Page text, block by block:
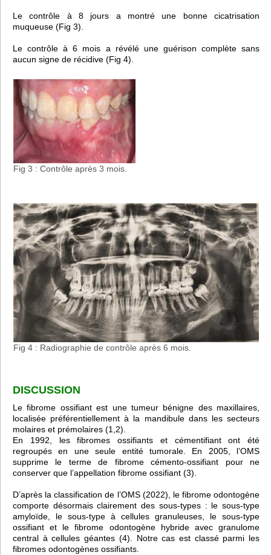
Le contrôle à 8 jours a montré une bonne cicatrisation
muqueuse (Fig 3).
Le contrôle à 6 mois a révélé une guérison complète sans
aucun signe de récidive (Fig 4).
Fig 3 : Contrôle après 3 mois.
Fig 4 : Radiographie de contrôle après 6 mois.
DISCUSSION
Le fibrome ossifiant est une tumeur bénigne des maxillaires,
localisée préférentiellement à la mandibule dans les secteurs
molaires et prémolaires (1,2).
En 1992, les fibromes ossifiants et cémentifiant ont été
regroupés en une seule entité tumorale. En 2005, l’OMS
supprime le terme de fibrome cémento-ossifiant pour ne
conserver que l’appellation fibrome ossifiant (3).
D’après la classification de l’OMS (2022), le fibrome odontogène
comporte désormais clairement des sous-types : le sous-type
amyloïde, le sous-type à cellules granuleuses, le sous-type
ossifiant et le fibrome odontogène hybride avec granulome
central à cellules géantes (4). Notre cas est classé parmi les
fibromes odontogènes ossifiants.